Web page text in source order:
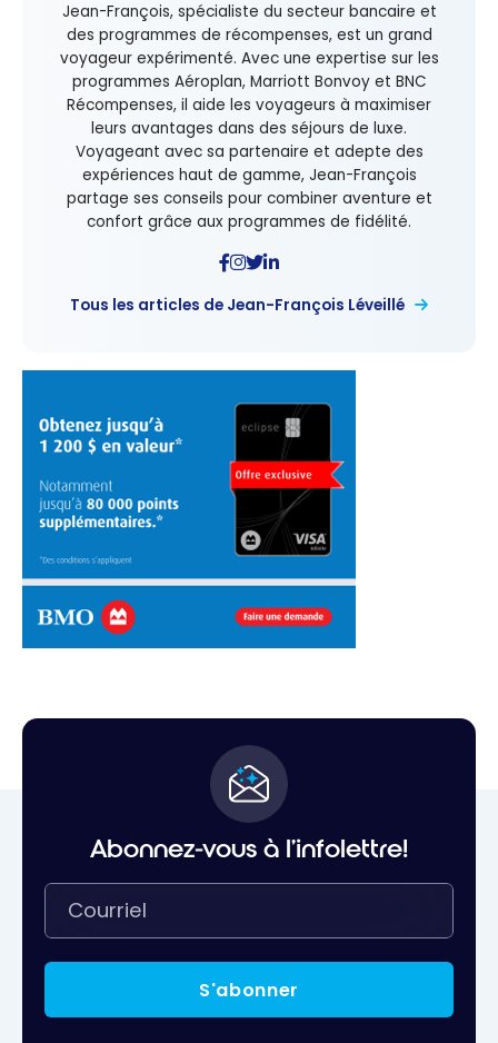
Jean-François, spécialiste du secteur bancaire et
des programmes de récompenses, est un grand
voyageur expérimenté. Avec une expertise sur les
programmes Aéroplan, Marriott Bonvoy et BNC
Récompenses, il aide les voyageurs à maximiser
leurs avantages dans des séjours de luxe.
Voyageant avec sa partenaire et adepte des
expériences haut de gamme, Jean-François
partage ses conseils pour combiner aventure et
confort grâce aux programmes de fidélité.
Tous les articles de Jean-François Léveillé
Abonnez-vous à l'infolettre!
S'abonner